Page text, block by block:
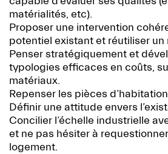
matérialités, etc).
Proposer une intervention
potentiel existant et réutiliser un
Penser stratégiquement et
typologies efficaces en coûts,
matériaux.
Repenser les pièces
Définir une attitude envers
Concilier l’échelle industrielle
et ne pas hésiter à
logement.